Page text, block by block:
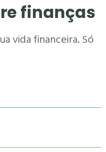
finanças
vida financeira. Só